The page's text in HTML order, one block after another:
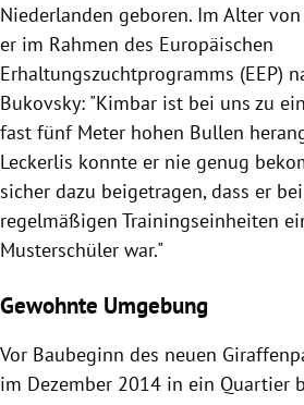
Niederlanden geboren. Im Alter
er im Rahmen des Europäischen
Erhaltungszuchtprogramms (EEP)
Bukovsky: "Kimbar ist bei uns zu
fast fünf Meter hohen Bullen
Leckerlis konnte er nie genug
sicher dazu beigetragen, dass er
regelmäßigen Trainingseinheiten
Musterschüler war."
Gewohnte Umgebung
Vor Baubeginn des neuen
im Dezember 2014 in ein Quartier